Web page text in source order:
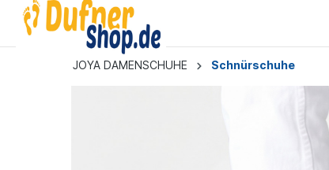
JOYA DAMENSCHUHE Schnürschuhe